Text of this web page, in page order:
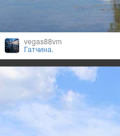
vegas88vm
Гатчина.